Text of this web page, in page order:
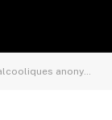
en congrès à Laval